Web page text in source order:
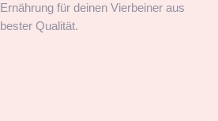
Ernährung für deinen Vierbeiner aus
bester Qualität.